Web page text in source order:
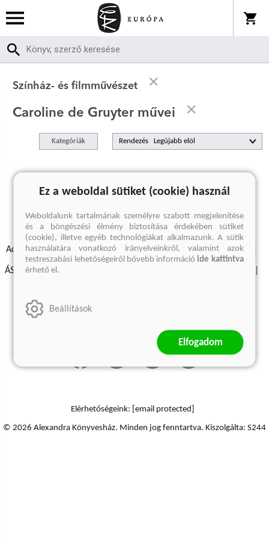
Színház- és filmművészet
Caroline de Gruyter művei
Kategóriák Rendezés
A keresett kifejezésre nincs találat
Adatvédelmi szabályzatok Elállási felmondási nyilatkozat
ÁSZF - Vásárlási feltételek
Szállítási információk
Elérhetőségeink: [email protected]
© 2026 Alexandra Könyvesház. Minden jog fenntartva. Kiszolgálta: S244
Ez a weboldal sütiket (cookie) használ
Weboldalunk tartalmának személyre szabott megjelenítése
és a böngészési élmény biztosítása érdekében sütiket
(cookie), illetve egyéb technológiákat alkalmazunk. A sütik
használatára vonatkozó irányelveinkről, valamint azok
testreszabási lehetőségeiről bővebb információide kattintva
érhető el.
Beállítások
Elfogadom